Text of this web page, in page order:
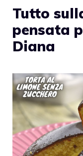
Tutto
pensata
Diana